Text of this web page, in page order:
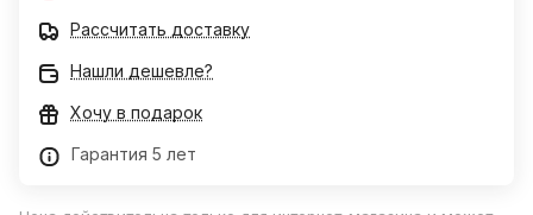
Рассчитать доставку
Нашли дешевле?
Хочу в подарок
Гарантия 5 лет